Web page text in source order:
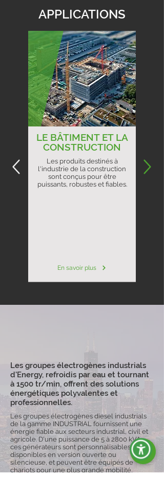
APPLICATIONS
LE BÂTIMENT ET LA
CONSTRUCTION
Les produits destinés à
l'industrie de la construction
sont conçus pour être
puissants, robustes et fiables.
En savoir plus
Les groupes électrogènes industrials
d'Energy, refroidis par eau et tournant
à 1500 tr/min, offrent des solutions
énergétiques polyvalentes et
professionnelles.
Les groupes électrogènes diesel industrials
de la gamme INDUSTRIAL fournissent une
énergie fiable aux secteurs industrial, civil et
agricole. D'une puissance de 5 à 2800 kVA,
ces générateurs sont personnalisables,
disponibles en version ouverte ou
silencieuse, et peuvent être équipés de
chariots pour une plus grande mobilité,